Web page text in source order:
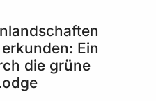
Ein
die grüne